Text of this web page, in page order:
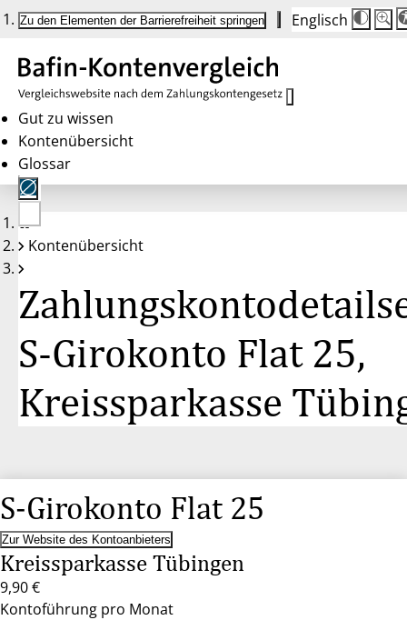
Zu den Elementen der Barrierefreiheit springen Englisch
Die
auf
100
100
Gut zu wissen
Kontenübersicht
Glossar
Keine
Konten
Kontenübersicht
S-Girokonto Flat 25,
Kreissparkasse
S-Girokonto Flat 25
Zur Website des Kontoanbieters
Kreissparkasse Tübingen
9,90 €
Kontoführung pro Monat